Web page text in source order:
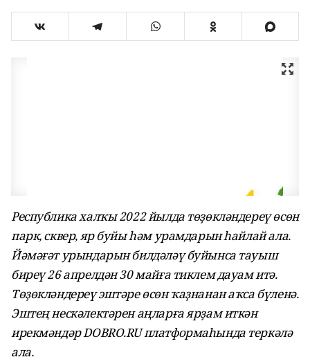
Республика халҡы 2022 йылда төҙөкләндереү өсөн
парк, сквер, яр буйы һәм урамдарын һайлай ала.
Йәмәғәт урындарын билдәләү буйынса тауыш
биреү 26 апрелдән 30 майға тиклем дауам итә.
Төҙөкләндереү эштәре өсөн ҡаҙнанан аҡса бүленә.
Эштең нескәлектәрен аңларға ярҙам иткән
ирекмәндәрDOBRO.RUплатформаһында теркәлә
ала.